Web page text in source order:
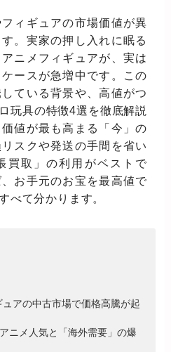
ィギュアの市場価値が異
。実家の押し入れに眠る
ニメフィギュアが、実は
ースが急増中です。この
ている背景や、高値がつ
玩具の特徴4選を徹底解説
値が最も高まる「今」の
スクや発送の手間を省い
買取」の利用がベストで
お手元のお宝を最高値で
べて分かります。
アの中古市場で価格高騰が起
ニメ人気と「海外需要」の爆